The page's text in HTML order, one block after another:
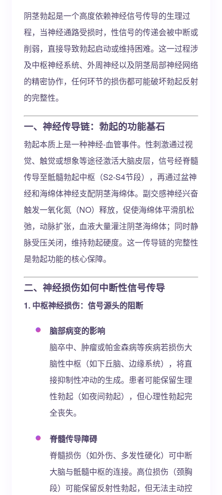
阴茎勃起是一个高度依赖神经信号传导的生理过
程，当神经通路受损时，性信号的传递会被中断或
削弱，直接导致勃起启动或维持困难。这一过程涉
及中枢神经系统、外周神经以及阴茎局部神经网络
的精密协作，任何环节的损伤都可能破坏勃起反射
的完整性。
一、神经传导链：勃起的功能基石
勃起本质上是一种神经-血管事件。性刺激通过视
觉、触觉或想象等途径激活大脑皮层，信号经脊髓
传导至骶髓勃起中枢（S2-S4节段），再通过盆神
经和海绵体神经支配阴茎海绵体。副交感神经兴奋
触发一氧化氮（NO）释放，促使海绵体平滑肌松
弛，动脉扩张，血液大量灌注阴茎海绵体；同时静
脉受压关闭，维持勃起硬度。这一传导链的完整性
是勃起功能的核心保障。
二、神经损伤如何中断性信号传导
1. 中枢神经损伤：信号源头的阻断
脑部病变的影响
脑卒中、肿瘤或帕金森病等疾病若损伤大
脑性中枢（如下丘脑、边缘系统），将直
接抑制性冲动的生成。患者可能保留生理
性勃起（如夜间勃起），但心理性勃起完
全丧失。
脊髓传导障碍
脊髓损伤（如外伤、多发性硬化）可中断
大脑与骶髓中枢的连接。高位损伤（颈胸
段）可能保留反射性勃起，但无法主动控